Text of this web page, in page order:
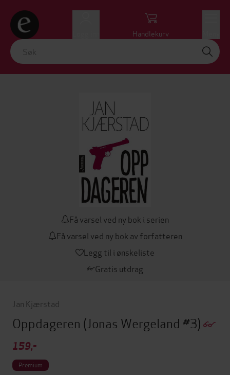
Handlekurv
Få varsel ved ny bok i serien
Få varsel ved ny bok av forfatteren
Legg til i ønskeliste
Gratis utdrag
Jan Kjærstad
Oppdageren (Jonas Wergeland #3)
159,-
Premium